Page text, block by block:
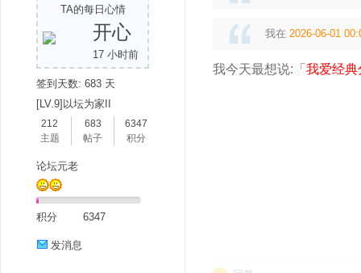
TA的每日心情
开心
17 小时前
签到天数: 683 天
[LV.9]以坛为家II
212
主题
683
帖子
6347
积分
论坛元老
积分 6347
发消息
我在 2026-06-01
我今天最想说:「 我爱经典